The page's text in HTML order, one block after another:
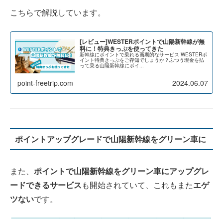
こちらで解説しています。
[レビュー]WESTERポイントで山陽新幹線が無
料に！特典きっぷを使ってきた
新幹線にポイントで乗れる画期的なサービス WESTERポ
イント特典きっぷをご存知でしょうか？ふつう現金を払
って乗る山陽新幹線にポイ...
point-freetrip.com 2024.06.07
ポイントアップグレードで山陽新幹線をグリーン車に
また、 ポイントで山陽新幹線をグリーン車にアップグレ
ードできるサービスも開始されていて、これもまたエゲ
ツないです。